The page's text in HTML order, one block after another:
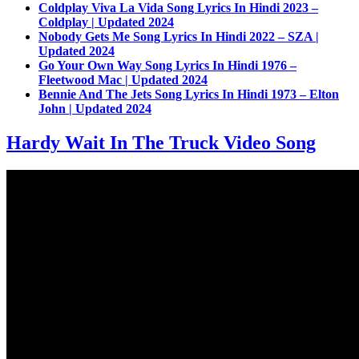
Coldplay Viva La Vida Song Lyrics In Hindi 2023 –
Coldplay | Updated 2024
Nobody Gets Me Song Lyrics In Hindi 2022 – SZA |
Updated 2024
Go Your Own Way Song Lyrics In Hindi 1976 –
Fleetwood Mac | Updated 2024
Bennie And The Jets Song Lyrics In Hindi 1973 – Elton
John | Updated 2024
Hardy Wait In The Truck Video Song